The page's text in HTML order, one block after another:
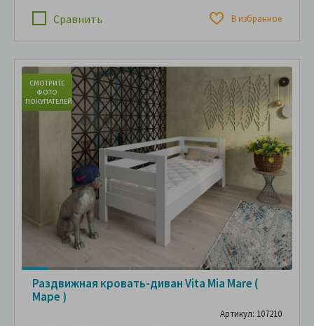
Сравнить В избранное
СМОТРИТЕ
ФОТО
ПОКУПАТЕЛЕЙ
Раздвижная кровать-диван Vita Mia Mare (
Маре )
Артикул: 107210